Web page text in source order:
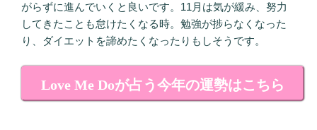
がらずに進んでいくと良いです。11月は気が緩み、努力
してきたことも怠けたくなる時。勉強が捗らなくなった
り、ダイエットを諦めたくなったりもしそうです。
Love Me Doが占う今年の運勢はこちら